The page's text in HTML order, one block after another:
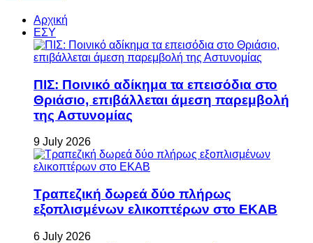
Αρχική
ΕΣΥ
ΠΙΣ: Ποινικό αδίκημα τα επεισόδια στο
Θριάσιο, επιβάλλεται άμεση παρεμβολή
της Αστυνομίας
9 July 2026
Τραπεζική δωρεά δύο πλήρως
εξοπλισμένων ελικοπτέρων στο ΕΚΑΒ
6 July 2026